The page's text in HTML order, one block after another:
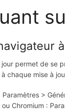
permet de se
chaque mise à
>
ou Chromium :